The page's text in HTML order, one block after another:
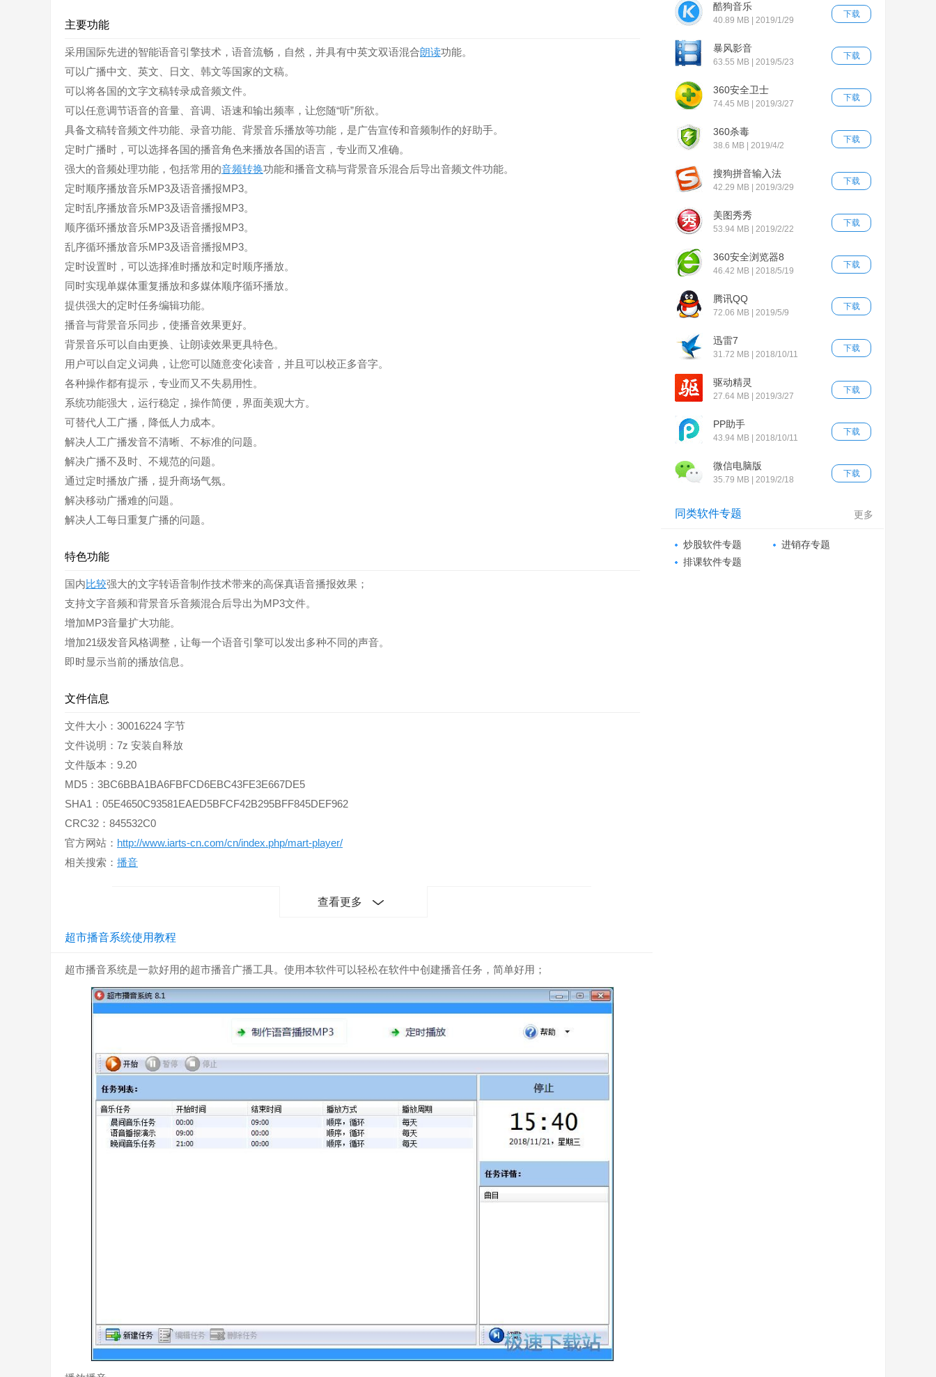
主要功能
采用国际先进的智能语音引擎技术，语音流畅，自然，并具有中英文双语混合朗读功能。
可以广播中文、英文、日文、韩文等国家的文稿。
可以将各国的文字文稿转录成音频文件。
可以任意调节语音的音量、音调、语速和输出频率，让您随“听”所欲。
具备文稿转音频文件功能、录音功能、背景音乐播放等功能，是广告宣传和音频制作的好助手。
定时广播时，可以选择各国的播音角色来播放各国的语言，专业而又准确。
强大的音频处理功能，包括常用的音频转换功能和播音文稿与背景音乐混合后导出音频文件功能。
定时顺序播放音乐MP3及语音播报MP3。
定时乱序播放音乐MP3及语音播报MP3。
顺序循环播放音乐MP3及语音播报MP3。
乱序循环播放音乐MP3及语音播报MP3。
定时设置时，可以选择准时播放和定时顺序播放。
同时实现单媒体重复播放和多媒体顺序循环播放。
提供强大的定时任务编辑功能。
播音与背景音乐同步，使播音效果更好。
背景音乐可以自由更换、让朗读效果更具特色。
用户可以自定义词典，让您可以随意变化读音，并且可以校正多音字。
各种操作都有提示，专业而又不失易用性。
系统功能强大，运行稳定，操作简便，界面美观大方。
可替代人工广播，降低人力成本。
解决人工广播发音不清晰、不标准的问题。
解决广播不及时、不规范的问题。
通过定时播放广播，提升商场气氛。
解决移动广播难的问题。
解决人工每日重复广播的问题。
特色功能
国内比较强大的文字转语音制作技术带来的高保真语音播报效果；
支持文字音频和背景音乐音频混合后导出为MP3文件。
增加MP3音量扩大功能。
增加21级发音风格调整，让每一个语音引擎可以发出多种不同的声音。
即时显示当前的播放信息。
文件信息
文件大小：30016224 字节
文件说明：7z 安装自释放
文件版本：9.20
MD5：3BC6BBA1BA6FBFCD6EBC43FE3E667DE5
SHA1：05E4650C93581EAED5BFCF42B295BFF845DEF962
CRC32：845532C0
官方网站： http://www.iarts-cn.com/cn/index.php/mart-player/
相关搜索： 播音
查看更多
超市播音系统使用教程
超市播音系统是一款好用的超市播音广播工具。使用本软件可以轻松在软件中创建播音任务，简单好用；
下载
酷狗音乐
40.89 MB | 2019/1/29
下载
暴风影音
63.55 MB | 2019/5/23
下载
360安全卫士
74.45 MB | 2019/3/27
下载
360杀毒
38.6 MB | 2019/4/2
下载
搜狗拼音输入法
42.29 MB | 2019/3/29
下载
美图秀秀
53.94 MB | 2019/2/22
下载
360安全浏览器8
46.42 MB | 2018/5/19
下载
腾讯QQ
72.06 MB | 2019/5/9
下载
迅雷7
31.72 MB | 2018/10/11
下载
驱动精灵
27.64 MB | 2019/3/27
下载
PP助手
43.94 MB | 2018/10/11
下载
微信电脑版
35.79 MB | 2019/2/18
更多
同类软件专题
炒股软件专题
进销存专题
排课软件专题